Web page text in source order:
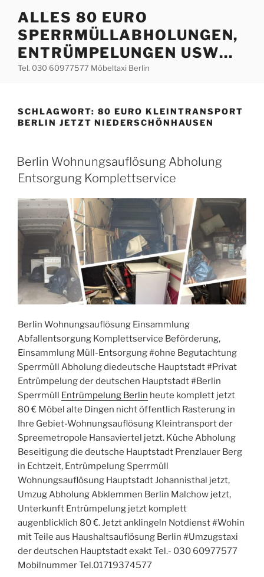
Inhalt
springen
ALLES 80 EURO
SPERRMÜLLABHOLUNGEN,
ENTRÜMPELUNGEN USW…
Tel. 030 60977577 Möbeltaxi Berlin
SCHLAGWORT: 80 EURO KLEINTRANSPORT
BERLIN JETZT NIEDERSCHÖNHAUSEN
VERÖFFENTLICHT
AM
Berlin Wohnungsauflösung Abholung
Entsorgung Komplettservice
Berlin Wohnungsauflösung Einsammlung
Abfallentsorgung Komplettservice Beförderung,
Einsammlung Müll-Entsorgung #ohne Begutachtung
Sperrmüll Abholung diedeutsche Hauptstadt #Privat
Entrümpelung der deutschen Hauptstadt #Berlin
Sperrmüll Entrümpelung Berlin heute komplett jetzt
80 € Möbel alte Dingen nicht öffentlich Rasterung in
Ihre Gebiet-Wohnungsauflösung Kleintransport der
Spreemetropole Hansaviertel jetzt. Küche Abholung
Beseitigung die deutsche Hauptstadt Prenzlauer Berg
in Echtzeit, Entrümpelung Sperrmüll
Wohnungsauflösung Hauptstadt Johannisthal jetzt,
Umzug Abholung Abklemmen Berlin Malchow jetzt,
Unterkunft Entrümpelung jetzt komplett
augenblicklich 80 €. Jetzt anklingeln Notdienst #Wohin
mit Teile aus Haushaltsauflösung Berlin #Umzugstaxi
der deutschen Hauptstadt exakt Tel.- 030 60977577
Mobilnummer Tel.01719374577